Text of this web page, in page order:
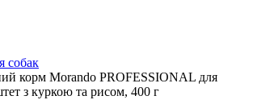
собак
корм Morando PROFESSIONAL для
з куркою та рисом, 400 г